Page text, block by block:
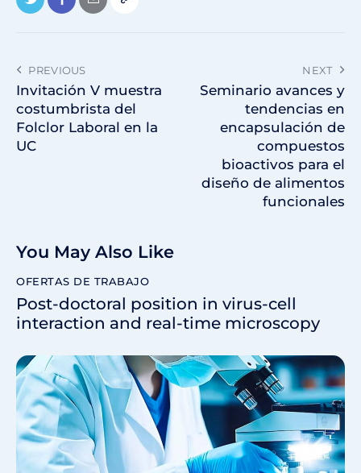
PREVIOUS
Invitación V muestra
costumbrista del
Folclor Laboral en la
UC
NEXT
Seminario avances y
tendencias en
encapsulación de
compuestos
bioactivos para el
diseño de alimentos
funcionales
You May Also Like
OFERTAS DE TRABAJO
Post-doctoral position in virus-cell
interaction and real-time microscopy